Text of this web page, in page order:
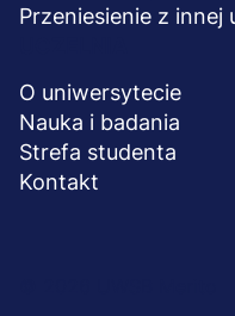
Przeniesienie z innej
O uniwersytecie
Nauka i badania
Strefa studenta
Kontakt